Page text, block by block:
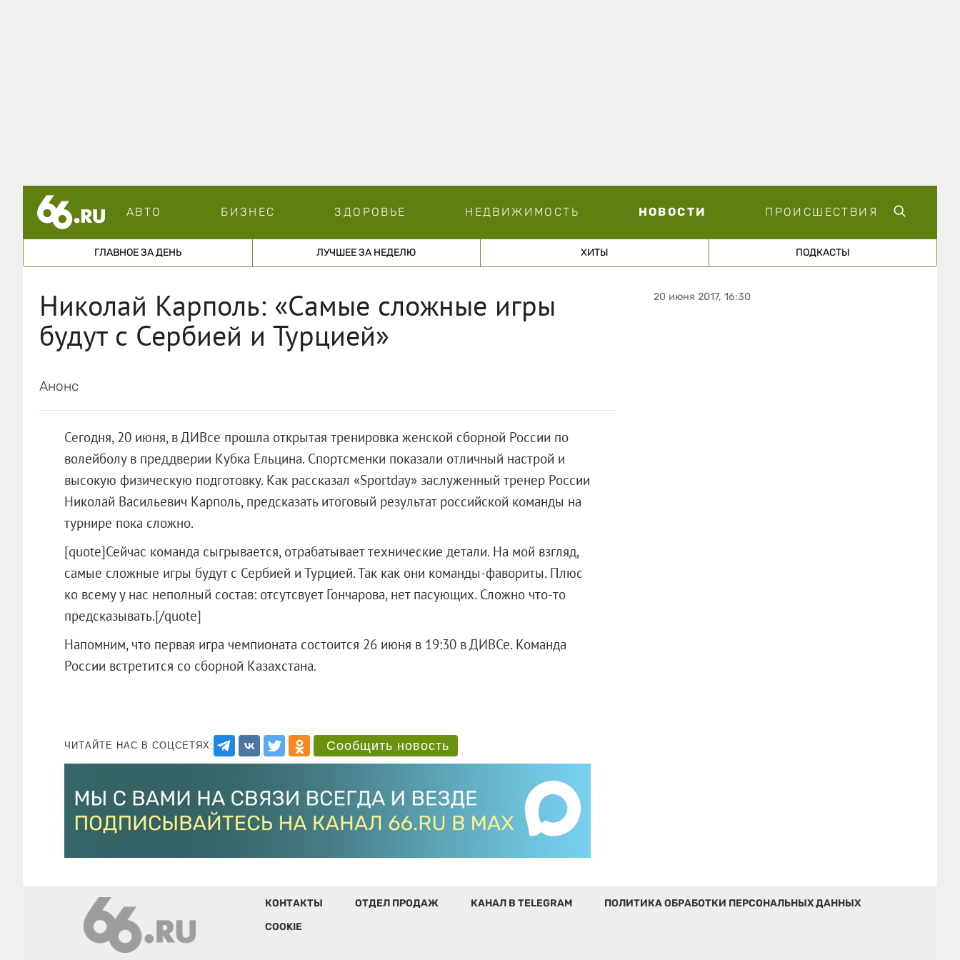
АВТО БИЗНЕС ЗДОРОВЬЕ НЕДВИЖИМОСТЬ НОВОСТИ ПРОИСШЕСТВИЯ
ГЛАВНОЕ ЗА ДЕНЬ ЛУЧШЕЕ ЗА НЕДЕЛЮ ХИТЫ ПОДКАСТЫ
Николай Карполь: «Самые сложные игры
будут с Сербией и Турцией»
Анонс
Сегодня, 20 июня, в ДИВсе прошла открытая тренировка женской сборной России по
волейболу в преддверии Кубка Ельцина. Спортсменки показали отличный настрой и
высокую физическую подготовку. Как рассказал «Sportday» заслуженный тренер России
Николай Васильевич Карполь, предсказать итоговый результат российской команды на
турнире пока сложно.
[quote]Сейчас команда сыгрывается, отрабатывает технические детали. На мой взгляд,
самые сложные игры будут с Сербией и Турцией. Так как они команды-фавориты. Плюс
ко всему у нас неполный состав: отсутсвует Гончарова, нет пасующих. Сложно что-то
предсказывать.[/quote]
Напомним, что первая игра чемпионата состоится 26 июня в 19:30 в ДИВСе. Команда
России встретится со сборной Казахстана.
ЧИТАЙТЕ НАС В СОЦСЕТЯХ: Сообщить новость
20 июня 2017, 16:30
КОНТАКТЫ ОТДЕЛ ПРОДАЖ КАНАЛ В TELEGRAM
ПОЛИТИКА ОБРАБОТКИ ПЕРСОНАЛЬНЫХ ДАННЫХ
COOKIE